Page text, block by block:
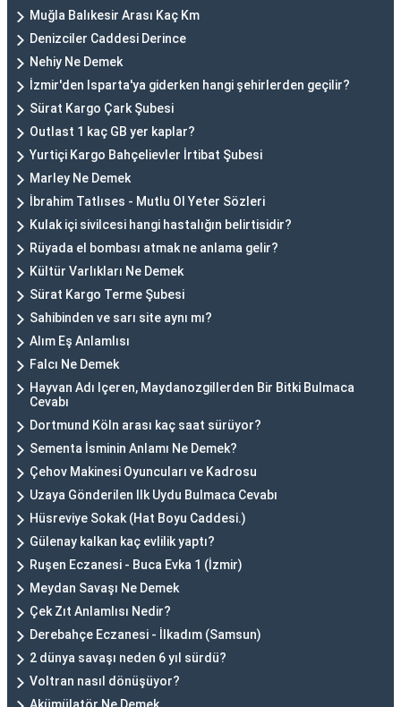
Muğla Balıkesir Arası Kaç Km
Denizciler Caddesi Derince
Nehiy Ne Demek
İzmir'den Isparta'ya giderken hangi şehirlerden geçilir?
Sürat Kargo Çark Şubesi
Outlast 1 kaç GB yer kaplar?
Yurtiçi Kargo Bahçelievler İrtibat Şubesi
Marley Ne Demek
İbrahim Tatlıses - Mutlu Ol Yeter Sözleri
Kulak içi sivilcesi hangi hastalığın belirtisidir?
Rüyada el bombası atmak ne anlama gelir?
Kültür Varlıkları Ne Demek
Sürat Kargo Terme Şubesi
Sahibinden ve sarı site aynı mı?
Alım Eş Anlamlısı
Falcı Ne Demek
Hayvan Adı Içeren, Maydanozgillerden Bir Bitki Bulmaca
Cevabı
Dortmund Köln arası kaç saat sürüyor?
Sementa İsminin Anlamı Ne Demek?
Çehov Makinesi Oyuncuları ve Kadrosu
Uzaya Gönderilen Ilk Uydu Bulmaca Cevabı
Hüsreviye Sokak (Hat Boyu Caddesi.)
Gülenay kalkan kaç evlilik yaptı?
Ruşen Eczanesi - Buca Evka 1 (İzmir)
Meydan Savaşı Ne Demek
Çek Zıt Anlamlısı Nedir?
Derebahçe Eczanesi - İlkadım (Samsun)
2 dünya savaşı neden 6 yıl sürdü?
Voltran nasıl dönüşüyor?